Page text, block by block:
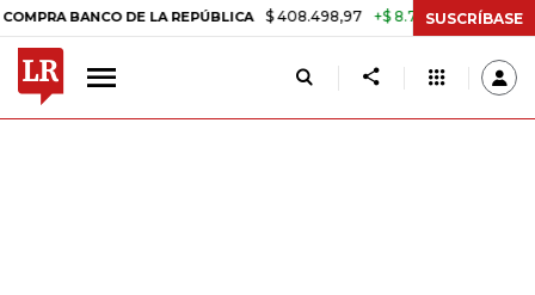
BANCO DE LA REPÚBLICA $ 408.498,97 +$ 8.753,81 +2,19%
SUSCRÍBASE